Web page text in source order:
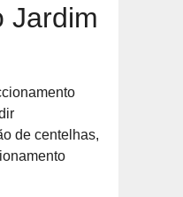
Jardim
de centelhas,